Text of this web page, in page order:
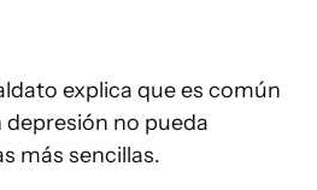
explica que es común
no pueda
más sencillas.